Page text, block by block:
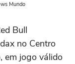
Mundo
Bull
no Centro
em jogo válido